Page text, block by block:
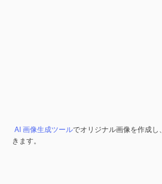
AI 画像生成ツールでオリジナル画像を作成し、
きます。